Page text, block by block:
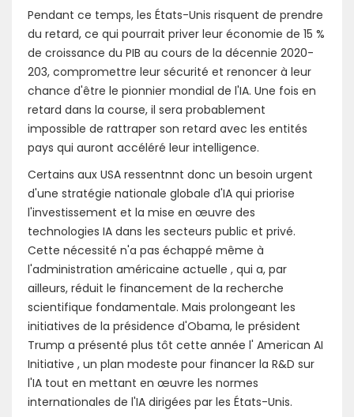
Pendant ce temps, les États-Unis risquent de prendre
du retard, ce qui pourrait priver leur économie de 15 %
de croissance du PIB au cours de la décennie 2020-
203, compromettre leur sécurité et renoncer à leur
chance d'être le pionnier mondial de l'IA. Une fois en
retard dans la course, il sera probablement
impossible de rattraper son retard avec les entités
pays qui auront accéléré leur intelligence.
Certains aux USA ressentnnt donc un besoin urgent
d'une stratégie nationale globale d'IA qui priorise
l'investissement et la mise en œuvre des
technologies IA dans les secteurs public et privé.
Cette nécessité n'a pas échappé même à
l'administration américaine actuelle , qui a, par
ailleurs, réduit le financement de la recherche
scientifique fondamentale. Mais prolongeant les
initiatives de la présidence d'Obama, le président
Trump a présenté plus tôt cette année l' American AI
Initiative , un plan modeste pour financer la R&D sur
l'IA tout en mettant en œuvre les normes
internationales de l'IA dirigées par les États-Unis.